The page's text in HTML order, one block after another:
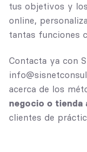
tus objetivos y
online,
tantas funciones
Contacta ya con
acerca de los
negocio o tienda
clientes de